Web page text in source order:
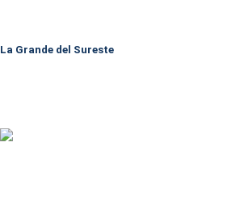
La Grande del Sureste